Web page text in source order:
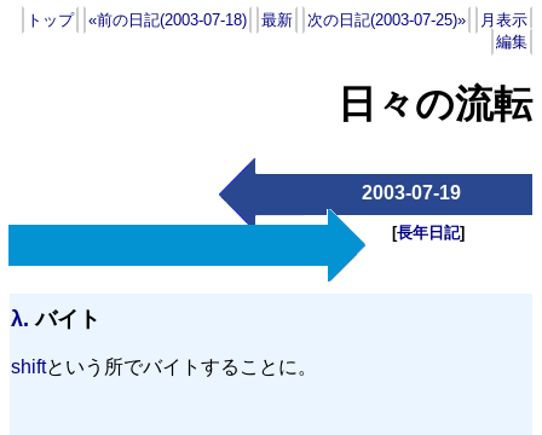
トップ «前の日記(2003-07-18) 最新 次の日記(2003-07-25)»
月表示
編集
日々の流転
2003-07-19
[長年日記]
λ. バイト
shiftという所でバイトすることに。